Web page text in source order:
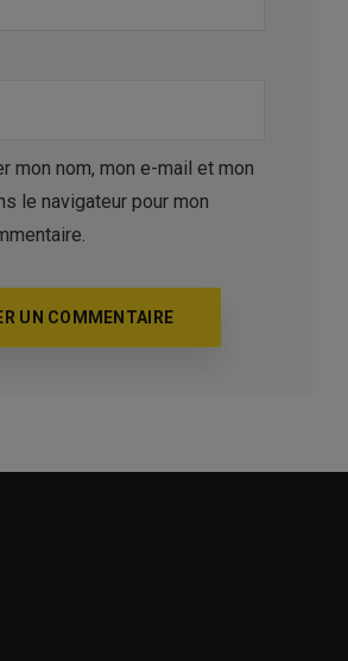
mon nom, mon e-mail et mon
le navigateur pour mon